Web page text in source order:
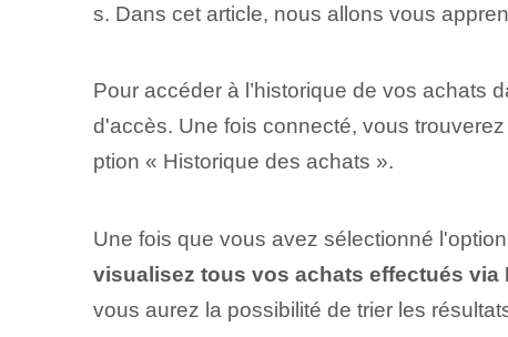
s. Dans cet article, nous allons vous
Pour accéder à l’historique de vos achats
d'accès. Une fois⁤ connecté⁣, vous trouverez
ption « Historique des achats ».
Une fois que vous avez sélectionné
visualisez tous vos achats ⁢effectués via
vous aurez la possibilité de trier les